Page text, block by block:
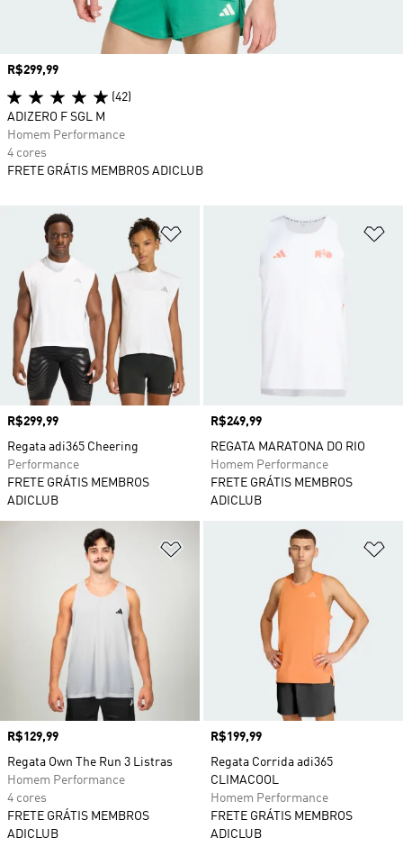
Adicionar à Lista de Desejos
Preço
R$299,99
Regata adi365 Cheering
Performance
FRETE GRÁTIS MEMBROS
ADICLUB
Preço
R$249,99
REGATA MARATONA DO RIO
Homem Performance
FRETE GRÁTIS MEMBROS
ADICLUB
Adicionar à Lista de Desejos
Preço
R$129,99
Regata Own The Run 3 Listras
Homem Performance
4 cores
FRETE GRÁTIS MEMBROS
ADICLUB
Preço
R$199,99
Regata Corrida adi365
CLIMACOOL
Homem Performance
FRETE GRÁTIS MEMBROS
ADICLUB
Preço
R$299,99
(42)
ADIZERO F SGL M
Homem Performance
4 cores
FRETE GRÁTIS MEMBROS ADICLUB